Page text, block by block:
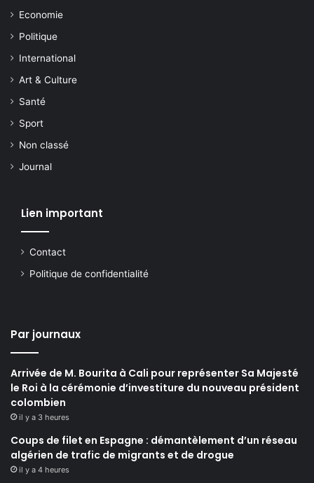
Economie
Politique
International
Art & Culture
Santé
Sport
Non classé
Journal
Lien important
Contact
Politique de confidentialité
Par journaux
Arrivée de M. Bourita à Cali pour représenter Sa Majesté
le Roi à la cérémonie d’investiture du nouveau président
colombien
il y a 3 heures
Coups de filet en Espagne : démantèlement d’un réseau
algérien de trafic de migrants et de drogue
il y a 4 heures